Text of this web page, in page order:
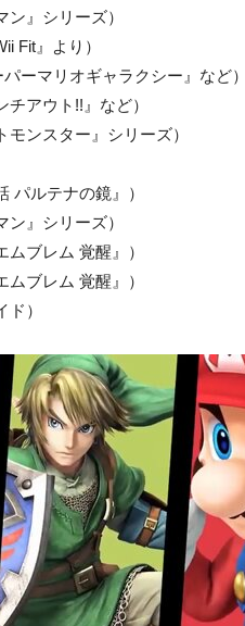
ン』シリーズ）
Fit』より）
パーマリオギャラクシー』など）
チアウト!!』など）
モンスター』シリーズ）
パルテナの鏡』）
ン』シリーズ）
ムブレム 覚醒』）
ムブレム 覚醒』）
ド）